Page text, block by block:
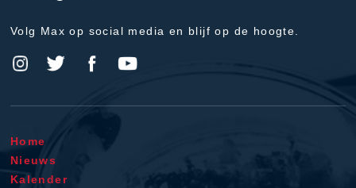
Volg Max op social media en blijf op de hoogte.
Home
Nieuws
Kalender